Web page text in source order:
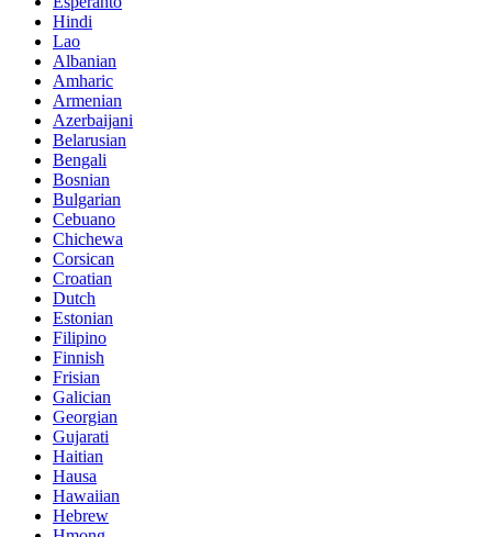
Hindi
Lao
Albanian
Amharic
Armenian
Azerbaijani
Belarusian
Bengali
Bosnian
Bulgarian
Cebuano
Chichewa
Corsican
Croatian
Dutch
Estonian
Filipino
Finnish
Frisian
Galician
Georgian
Gujarati
Haitian
Hausa
Hawaiian
Hebrew